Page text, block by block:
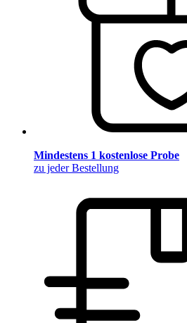
Mindestens 1 kostenlose Probe
zu jeder Bestellung